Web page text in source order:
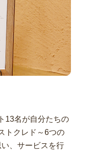
13名が自分たちの
トクレド～6つの
、サービスを行